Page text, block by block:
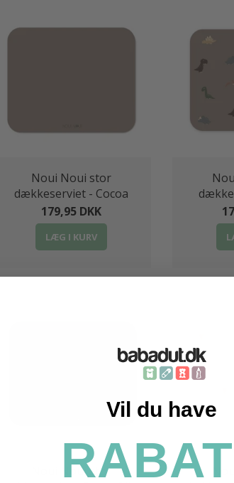
Noui Noui stor
dækkeserviet - Cocoa
179,95 DKK
LÆG I KURV
Noui Noui stor
Vil du have